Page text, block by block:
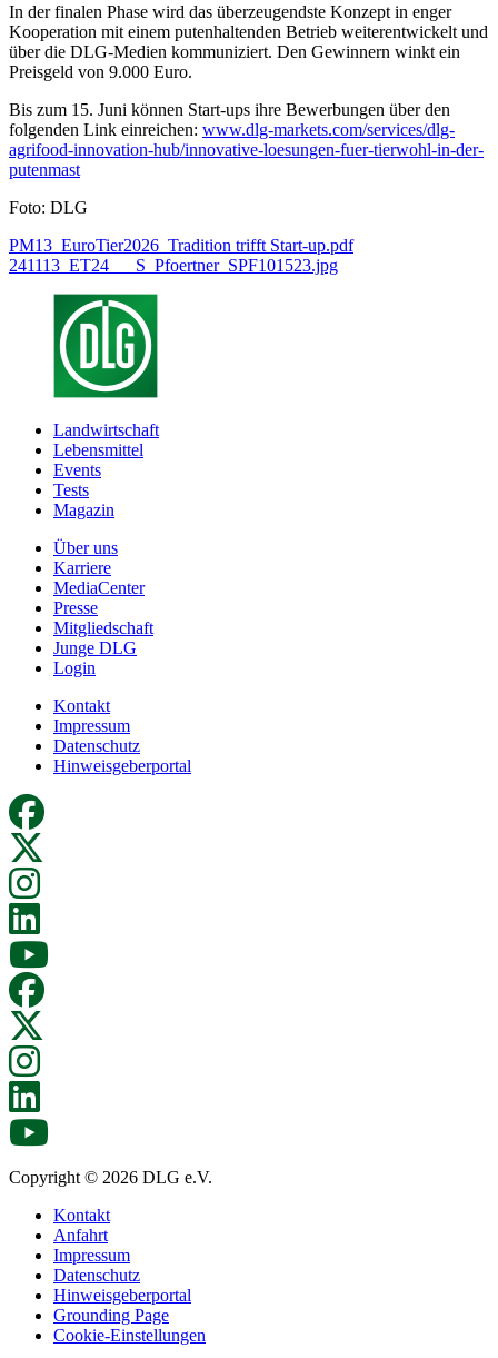
In der finalen Phase wird das überzeugendste Konzept in enger
Kooperation mit einem putenhaltenden Betrieb weiterentwickelt und
über die DLG-Medien kommuniziert. Den Gewinnern winkt ein
Preisgeld von 9.000 Euro.
Bis zum 15. Juni können Start-ups ihre Bewerbungen über den
folgenden Link einreichen: www.dlg-markets.com/services/dlg-
agrifood-innovation-hub/innovative-loesungen-fuer-tierwohl-in-der-
putenmast
Foto: DLG
PM13_EuroTier2026_Tradition trifft Start-up.pdf
241113_ET24___S_Pfoertner_SPF101523.jpg
Landwirtschaft
Lebensmittel
Events
Tests
Magazin
Über uns
Karriere
MediaCenter
Presse
Mitgliedschaft
Junge DLG
Login
Kontakt
Impressum
Datenschutz
Hinweisgeberportal
Copyright © 2026 DLG e.V.
Kontakt
Anfahrt
Impressum
Datenschutz
Hinweisgeberportal
Grounding Page
Cookie-Einstellungen